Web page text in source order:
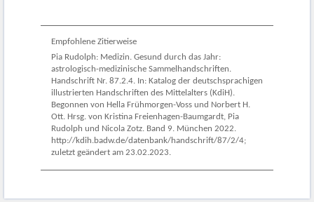
Empfohlene Zitierweise
Pia Rudolph: Medizin. Gesund durch das Jahr:
astrologisch-medizinische Sammelhandschriften.
Handschrift Nr. 87.2.4. In: Katalog der deutschsprachigen
illustrierten Handschriften des Mittelalters (KdiH).
Begonnen von Hella Frühmorgen-Voss und Norbert H.
Ott. Hrsg. von Kristina Freienhagen-Baumgardt, Pia
Rudolph und Nicola Zotz. Band 9. München 2022.
http://kdih.badw.de/datenbank/handschrift/87/2/4;
zuletzt geändert am 23.02.2023.